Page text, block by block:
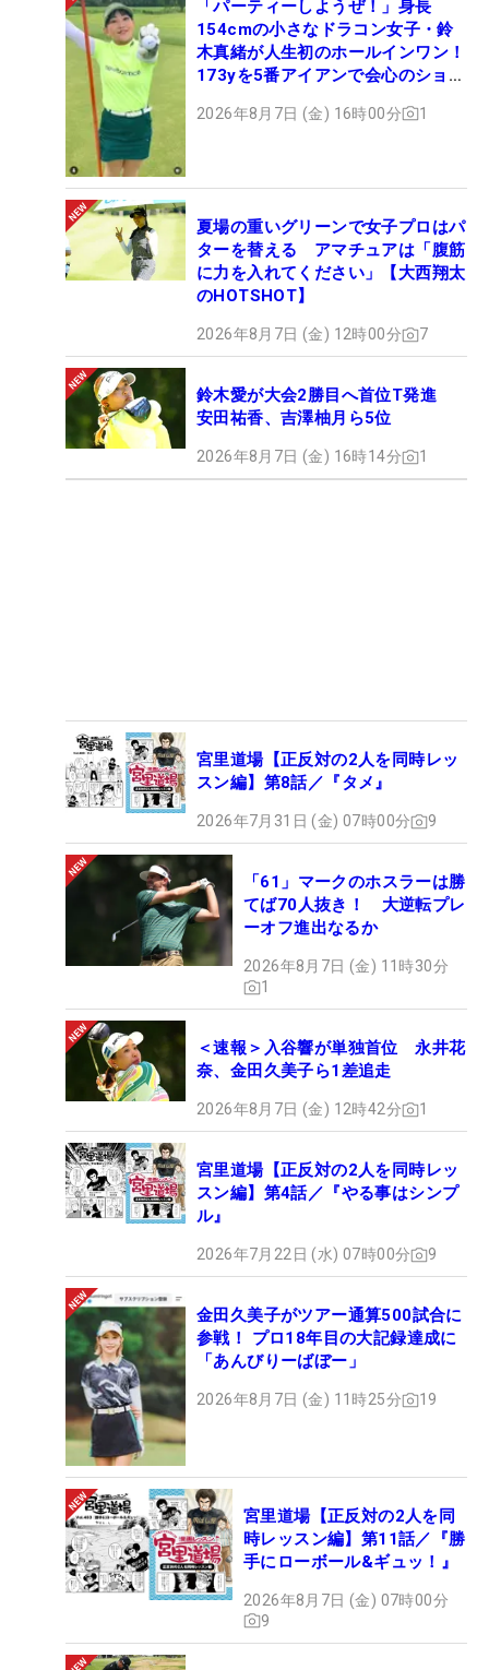
「パーティーしようぜ！」身長
154cmの小さなドラコン女子・鈴
木真緒が人生初のホールインワン！
173yを5番アイアンで会心のショッ
2026年8月7日 (金) 16時00分 1
夏場の重いグリーンで女子プロはパ
ターを替える アマチュアは「腹筋
に力を入れてください」【大西翔太
のHOTSHOT】
2026年8月7日 (金) 12時00分 7
鈴木愛が大会2勝目へ首位T発進
安田祐香、吉澤柚月ら5位
2026年8月7日 (金) 16時14分 1
宮里道場【正反対の2人を同時レッ
スン編】第8話／『タメ』
2026年7月31日 (金) 07時00分 9
「61」マークのホスラーは勝
てば70人抜き！ 大逆転プレ
ーオフ進出なるか
2026年8月7日 (金) 11時30分
1
＜速報＞入谷響が単独首位 永井花
奈、金田久美子ら1差追走
2026年8月7日 (金) 12時42分 1
宮里道場【正反対の2人を同時レッ
スン編】第4話／『やる事はシンプ
ル』
2026年7月22日 (水) 07時00分 9
金田久美子がツアー通算500試合に
参戦！ プロ18年目の大記録達成に
「あんびりーばぼー」
2026年8月7日 (金) 11時25分 19
宮里道場【正反対の2人を同
時レッスン編】第11話／『勝
手にローボール&ギュッ！』
2026年8月7日 (金) 07時00分
9